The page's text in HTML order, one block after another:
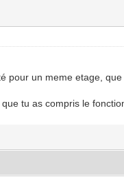
pour un meme etage,
tu as compris le